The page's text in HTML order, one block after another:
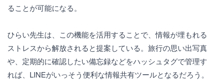
ることが可能になる。
ひらい先生は、この機能を活用することで、情報が埋もれる
ストレスから解放されると提案している。旅行の思い出写真
や、定期的に確認したい備忘録などをハッシュタグで管理す
れば、LINEがいっそう便利な情報共有ツールとなるだろう。